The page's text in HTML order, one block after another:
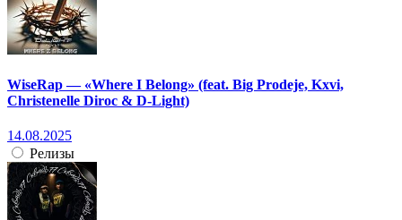
WiseRap — «Where I Belong» (feat. Big Prodeje, Kxvi,
Christenelle Diroc & D-Light)
14.08.2025
Релизы